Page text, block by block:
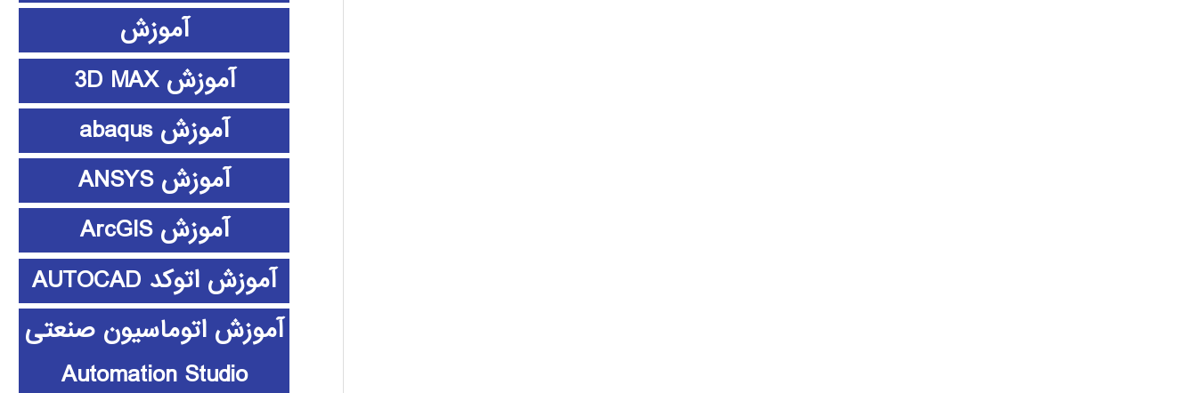
آموزش
آموزش 3D MAX
آموزش abaqus
آموزش ANSYS
آموزش ArcGIS
آموزش اتوکد AUTOCAD
آموزش اتوماسیون صنعتی
Automation Studio